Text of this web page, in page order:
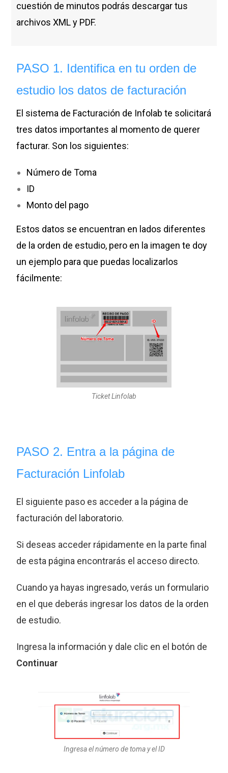
cuestión de minutos podrás descargar tus
archivos XML y PDF.
PASO 1. Identifica en tu orden de
estudio los datos de facturación
El sistema de Facturación de Infolab te solicitará
tres datos importantes al momento de querer
facturar. Son los siguientes:
Número de Toma
ID
Monto del pago
Estos datos se encuentran en lados diferentes
de la orden de estudio, pero en la imagen te doy
un ejemplo para que puedas localizarlos
fácilmente:
Ticket Linfolab
PASO 2. Entra a la página de
Facturación Linfolab
El siguiente paso es acceder a la página de
facturación del laboratorio.
Si deseas acceder rápidamente en la parte final
de esta página encontrarás el acceso directo.
Cuando ya hayas ingresado, verás un formulario
en el que deberás ingresar los datos de la orden
de estudio.
Ingresa la información y dale clic en el botón de
Continuar
Ingresa el número de toma y el ID